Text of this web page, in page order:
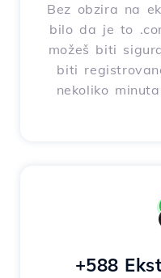
Bez obzira na
bilo da je to
možeš biti
biti
nekoliko
+588